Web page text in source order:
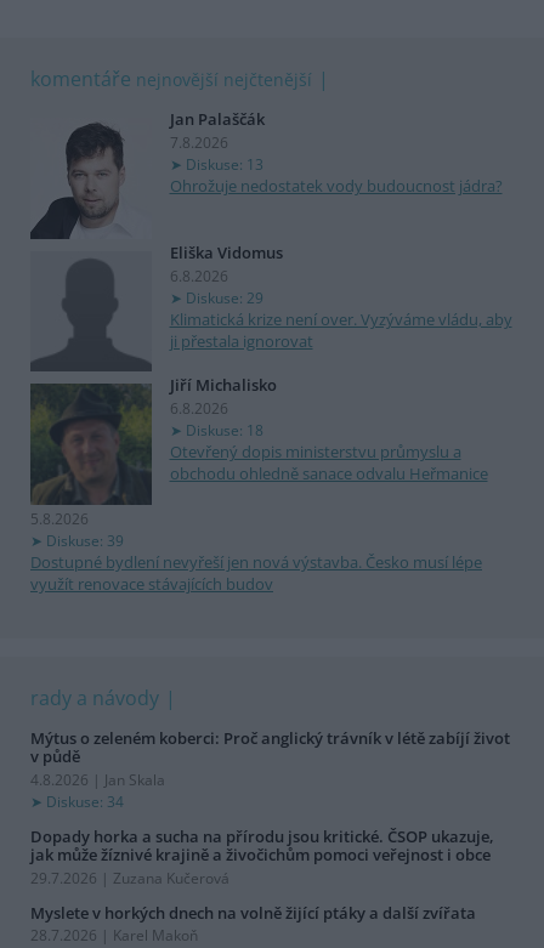
komentáře nejnovější nejčtenější
Jan Palaščák
7.8.2026
Diskuse: 13
Ohrožuje nedostatek vody budoucnost jádra?
Eliška Vidomus
6.8.2026
Diskuse: 29
Klimatická krize není over. Vyzýváme vládu, aby
ji přestala ignorovat
Jiří Michalisko
6.8.2026
Diskuse: 18
Otevřený dopis ministerstvu průmyslu a
obchodu ohledně sanace odvalu Heřmanice
5.8.2026
Diskuse: 39
Dostupné bydlení nevyřeší jen nová výstavba. Česko musí lépe
využít renovace stávajících budov
rady a návody
Mýtus o zeleném koberci: Proč anglický trávník v létě zabíjí život
v půdě
4.8.2026 | Jan Skala
Diskuse: 34
Dopady horka a sucha na přírodu jsou kritické. ČSOP ukazuje,
jak může žíznivé krajině a živočichům pomoci veřejnost i obce
29.7.2026 | Zuzana Kučerová
Myslete v horkých dnech na volně žijící ptáky a další zvířata
28.7.2026 | Karel Makoň